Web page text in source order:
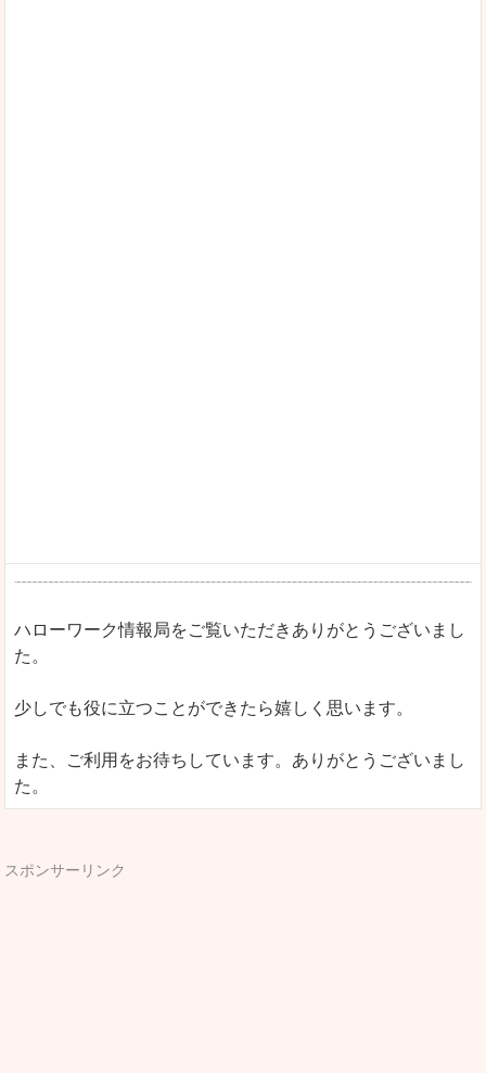
ハローワーク情報局をご覧いただきありがとうございまし
た。
少しでも役に立つことができたら嬉しく思います。
また、ご利用をお待ちしています。ありがとうございまし
た。
スポンサーリンク